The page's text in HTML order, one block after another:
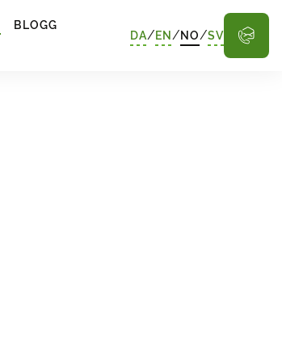
BLOGG
DA/EN /NO/SV